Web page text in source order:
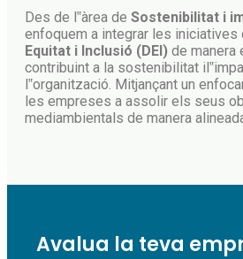
Lucre
Solucions PIME
Solucions per a Grans
Empreses i
Recursos
Contacte
Español
Des de l‟àrea de Sostenibilitat i
enfoquem a integrar les iniciatives
Equitat i Inclusió (DEI) de manera
contribuint a la sostenibilitat
l‟organització. Mitjançant un
les empreses a assolir els seus
mediambientals de manera
Avalua la teva